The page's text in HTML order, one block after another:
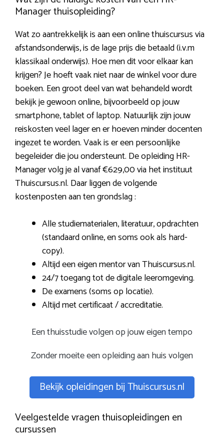
Manager thuisopleiding?
Wat zo aantrekkelijk is aan een online thuiscursus via
afstandsonderwijs, is de lage prijs die betaald (i.v.m
klassikaal onderwijs). Hoe men dit voor elkaar kan
krijgen? Je hoeft vaak niet naar de winkel voor dure
boeken. Een groot deel van wat behandeld wordt
bekijk je gewoon online, bijvoorbeeld op jouw
smartphone, tablet of laptop. Natuurlijk zijn jouw
reiskosten veel lager en er hoeven minder docenten
ingezet te worden. Vaak is er een persoonlijke
begeleider die jou ondersteunt. De opleiding HR-
Manager volg je al vanaf €629,00 via het instituut
Thuiscursus.nl. Daar liggen de volgende
kostenposten aan ten grondslag :
Alle studiematerialen, literatuur, opdrachten
(standaard online, en soms ook als hard-
copy).
Altijd een eigen mentor van Thuiscursus.nl.
24/7 toegang tot de digitale leeromgeving.
De examens (soms op locatie).
Altijd met certificaat / accreditatie.
Een thuisstudie volgen op jouw eigen tempo
Zonder moeite een opleiding aan huis volgen
Bekijk opleidingen bij Thuiscursus.nl
Veelgestelde vragen thuisopleidingen en
cursussen